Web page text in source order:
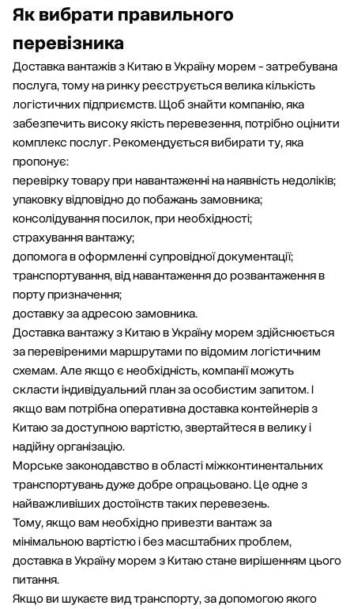
Як вибрати правильного
перевізника
Доставка вантажів з Китаю в Україну морем - затребувана
послуга, тому на ринку реєструється велика кількість
логістичних підприємств. Щоб знайти компанію, яка
забезпечить високу якість перевезення, потрібно оцінити
комплекс послуг. Рекомендується вибирати ту, яка
пропонує:
перевірку товару при навантаженні на наявність недоліків;
упаковку відповідно до побажань замовника;
консолідування посилок, при необхідності;
страхування вантажу;
допомога в оформленні супровідної документації;
транспортування, від навантаження до розвантаження в
порту призначення;
доставку за адресою замовника.
Доставка вантажу з Китаю в Україну морем здійснюється
за перевіреними маршрутами по відомим логістичним
схемам. Але якщо є необхідність, компанії можуть
скласти індивідуальний план за особистим запитом. І
якщо вам потрібна оперативнадоставка контейнерів з
Китаюза доступною вартістю, звертайтеся в велику і
надійну організацію.
Морське законодавство в області міжконтинентальних
транспортувань дуже добре опрацьовано. Це одне з
найважливіших достоїнств таких перевезень.
Тому, якщо вам необхідно привезти вантаж за
мінімальною вартістю і без масштабних проблем,
доставка в Україну морем з Китаю стане вирішенням цього
питання.
Якщо ви шукаєте вид транспорту, за допомогою якого